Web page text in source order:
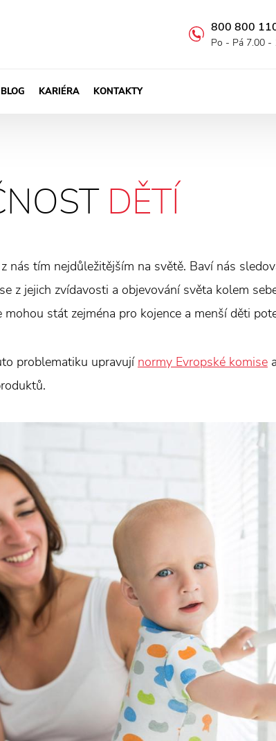
800 800
Po - Pá 7.00 -
BLOG KARIÉRA KONTAKTY
DĚTÍ
nás tím nejdůležitějším na světě. Baví nás
z jejich zvídavosti a objevování světa kolem
mohou stát zejména pro kojence a menší děti
problematiku upravují normy Evropské komise